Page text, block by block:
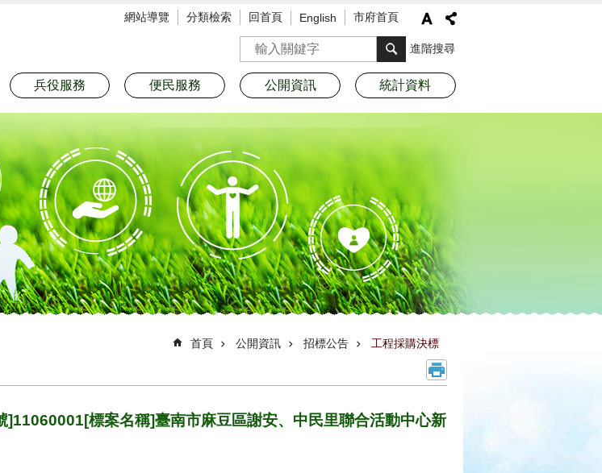
網站導覽 分類檢索 回首頁 English 市府首頁
搜尋 進階搜尋
兵役服務 便民服務 公開資訊 統計資料
首頁 公開資訊 招標公告 工程採購決標
]11060001[標案名稱]臺南市麻豆區謝安、中民里聯合活動中心新